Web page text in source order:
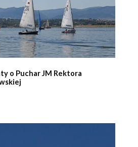
o Puchar JM Rektora